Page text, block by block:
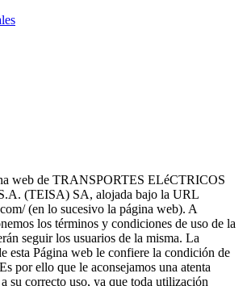
web de TRANSPORTES ELéCTRICOS
(TEISA) SA, alojada bajo la URL
(en lo sucesivo la página web). A
los términos y condiciones de uso de la
seguir los usuarios de la misma. La
esta Página web le confiere la condición de
por ello que le aconsejamos una atenta
su correcto uso, ya que toda utilización